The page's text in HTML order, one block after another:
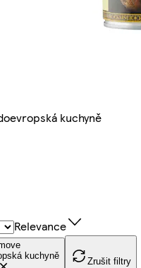
kuchyně
Relevance
kuchyně
Zrušit filtry